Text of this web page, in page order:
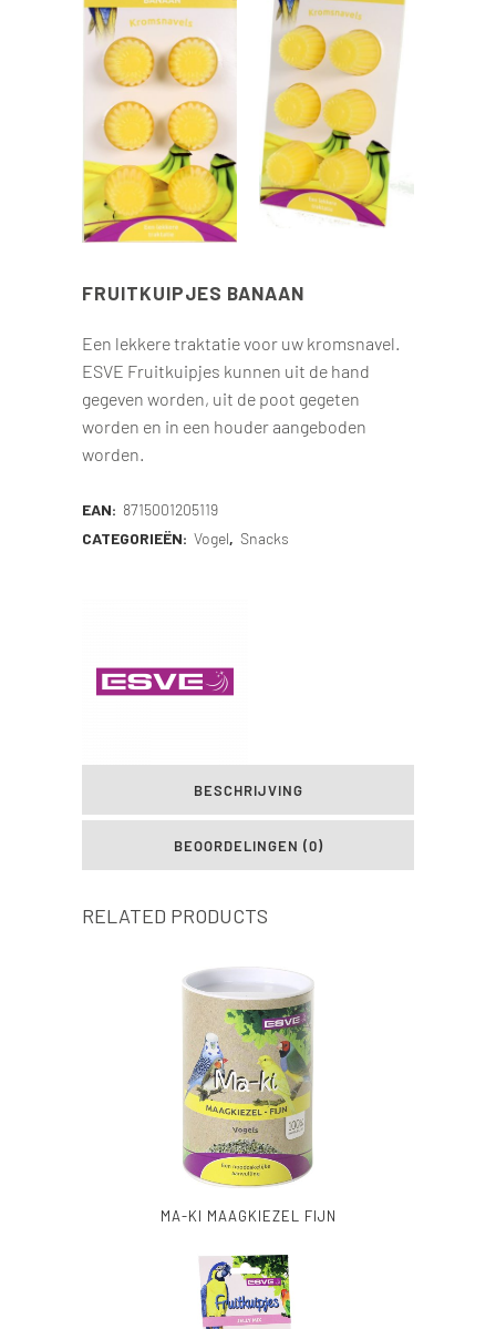
FRUITKUIPJES BANAAN
Een lekkere traktatie voor uw kromsnavel.
ESVE Fruitkuipjes kunnen uit de hand
gegeven worden, uit de poot gegeten
worden en in een houder aangeboden
worden.
EAN: 8715001205119
CATEGORIEËN: Vogel, Snacks
BESCHRIJVING
BEOORDELINGEN (0)
RELATED PRODUCTS
MA-KI MAAGKIEZEL FIJN